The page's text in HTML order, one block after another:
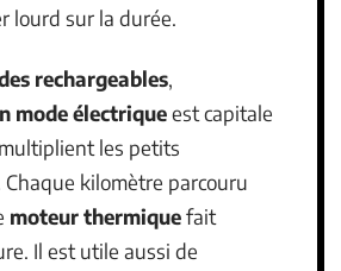
lourd sur la durée.
rechargeables,
mode électriqueest capitale
les petits
kilomètre parcouru
moteur thermiquefait
Il est utile aussi de